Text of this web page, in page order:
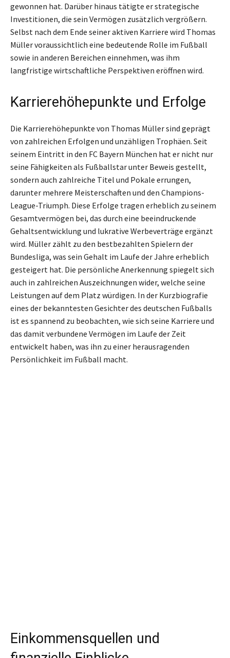
gewonnen hat. Darüber hinaus tätigte er strategische
Investitionen, die sein Vermögen zusätzlich vergrößern.
Selbst nach dem Ende seiner aktiven Karriere wird Thomas
Müller voraussichtlich eine bedeutende Rolle im Fußball
sowie in anderen Bereichen einnehmen, was ihm
langfristige wirtschaftliche Perspektiven eröffnen wird.
Karrierehöhepunkte und Erfolge
Die Karrierehöhepunkte von Thomas Müller sind geprägt
von zahlreichen Erfolgen und unzähligen Trophäen. Seit
seinem Eintritt in den FC Bayern München hat er nicht nur
seine Fähigkeiten als Fußballstar unter Beweis gestellt,
sondern auch zahlreiche Titel und Pokale errungen,
darunter mehrere Meisterschaften und den Champions-
League-Triumph. Diese Erfolge tragen erheblich zu seinem
Gesamtvermögen bei, das durch eine beeindruckende
Gehaltsentwicklung und lukrative Werbeverträge ergänzt
wird. Müller zählt zu den bestbezahlten Spielern der
Bundesliga, was sein Gehalt im Laufe der Jahre erheblich
gesteigert hat. Die persönliche Anerkennung spiegelt sich
auch in zahlreichen Auszeichnungen wider, welche seine
Leistungen auf dem Platz würdigen. In der Kurzbiografie
eines der bekanntesten Gesichter des deutschen Fußballs
ist es spannend zu beobachten, wie sich seine Karriere und
das damit verbundene Vermögen im Laufe der Zeit
entwickelt haben, was ihn zu einer herausragenden
Persönlichkeit im Fußball macht.
Einkommensquellen und